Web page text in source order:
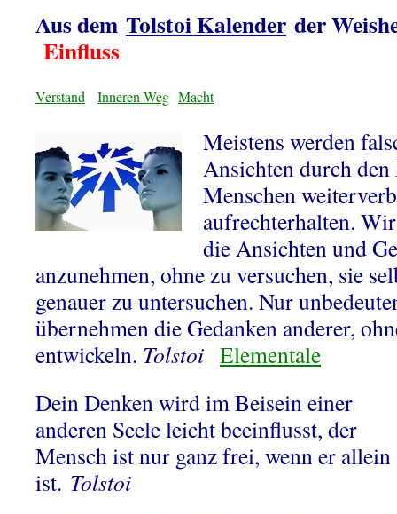
Verstandes
Aus dem Tolstoi Kalender der
Einfluss
Verstand Inneren Weg Macht
Meistens werden
Ansichten durch
Menschen
aufrechterhalten.
die Ansichten und
anzunehmen, ohne zu versuchen, sie
genauer zu untersuchen. Nur
übernehmen die Gedanken anderer,
entwickeln. Tolstoi Elementale
Dein Denken wird im Beisein einer
anderen Seele leicht beeinflusst, der
Mensch ist nur ganz frei, wenn er allein
ist. Tolstoi